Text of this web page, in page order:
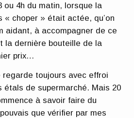
ou 4h du matin, lorsque la
« choper » était actée, qu’on
aidant, à accompagner de ce
la dernière bouteille de la
prix…
regarde toujours avec effroi
étals de supermarché. Mais 20
à savoir faire du
que vérifier par mes